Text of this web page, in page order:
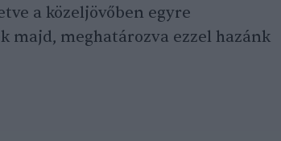
a közeljövőben egyre
majd, meghatározva ezzel hazánk